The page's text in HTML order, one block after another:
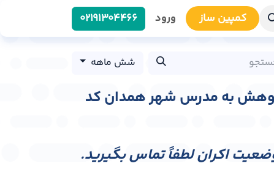
کمپین سا​​ز ورود 0219​1304466
شش ماهه
به مدرس شهر همدان کد
اکران لطفاً تماس بگیرید.